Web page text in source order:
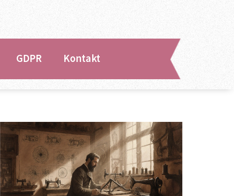
GDPR Kontakt